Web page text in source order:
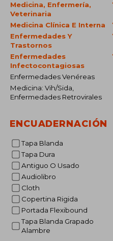
Medicina, Enfermería,
Veterinaria
Medicina Clínica E Interna
Enfermedades Y
Trastornos
Enfermedades
Infectocontagiosas
Enfermedades Venéreas
Medicina: Vih/Sida,
Enfermedades Retrovirales
ENCUADERNACIÓN
Tapa Blanda
Tapa Dura
Antiguo O Usado
Audiolibro
Cloth
Copertina Rigida
Portada Flexibound
Tapa Blanda Grapado
Alambre